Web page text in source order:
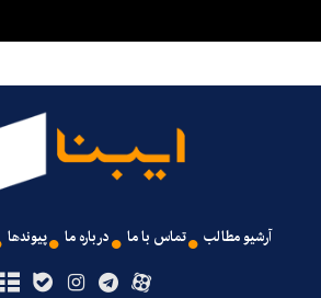
آرشیو مطالب تماس با ما درباره ما پیوندها